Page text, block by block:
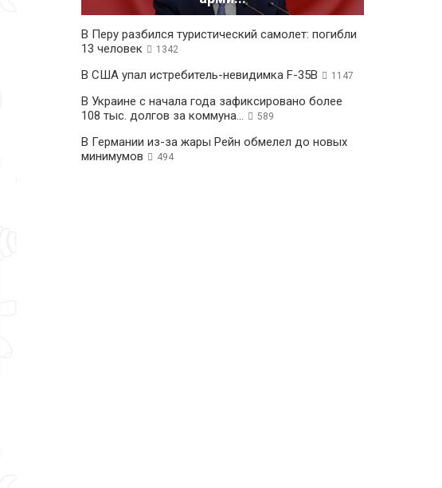
В Перу разбился туристический самолет: погибли
13 человек
1342
В США упал истребитель-невидимка F-35B 1147
В Украине с начала года зафиксировано более
108 тыс. долгов за коммуна...
589
В Германии из-за жары Рейн обмелел до новых
минимумов
494